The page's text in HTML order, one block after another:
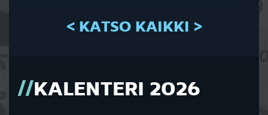
< KATSO KAIKKI >
KALENTERI 2026